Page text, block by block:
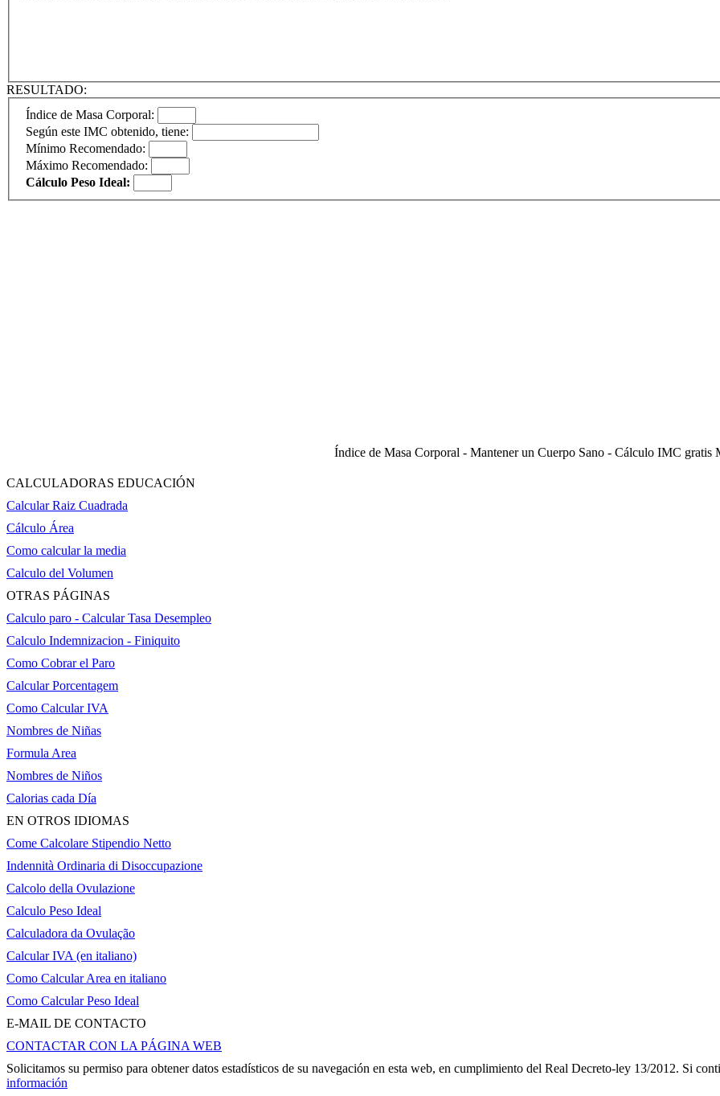
RESULTADO:
Índice de Masa Corporal:
Según este IMC obtenido, tiene:
Mínimo Recomendado:
Máximo Recomendado:
Cálculo Peso Ideal:
Índice de Masa Corporal - Mantener un Cuerpo Sano - Cálculo IMC gratis
CALCULADORAS EDUCACIÓN
Calcular Raiz Cuadrada
Cálculo Área
Como calcular la media
Calculo del Volumen
OTRAS PÁGINAS
Calculo paro - Calcular Tasa Desempleo
Calculo Indemnizacion - Finiquito
Como Cobrar el Paro
Calcular Porcentagem
Como Calcular IVA
Nombres de Niñas
Formula Area
Nombres de Niños
Calorias cada Día
EN OTROS IDIOMAS
Come Calcolare Stipendio Netto
Indennità Ordinaria di Disoccupazione
Calcolo della Ovulazione
Calculo Peso Ideal
Calculadora da Ovulação
Calcular IVA (en italiano)
Como Calcular Area en italiano
Como Calcular Peso Ideal
E-MAIL DE CONTACTO
CONTACTAR CON LA PÁGINA WEB
Solicitamos su permiso para obtener datos estadísticos de su navegación en esta web, en cumplimiento del Real Decreto-ley 13/2012. Si
información